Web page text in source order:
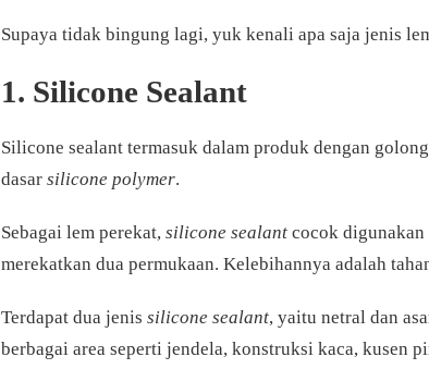
Supaya tidak bingung lagi, yuk kenali apa saja jenis
1. Silicone Sealant
Silicone sealant termasuk dalam produk dengan
dasar silicone polymer.
Sebagai lem perekat, silicone sealant cocok
merekatkan dua permukaan. Kelebihannya adalah
Terdapat dua jenis silicone sealant, yaitu netral dan
berbagai area seperti jendela, konstruksi kaca, kusen